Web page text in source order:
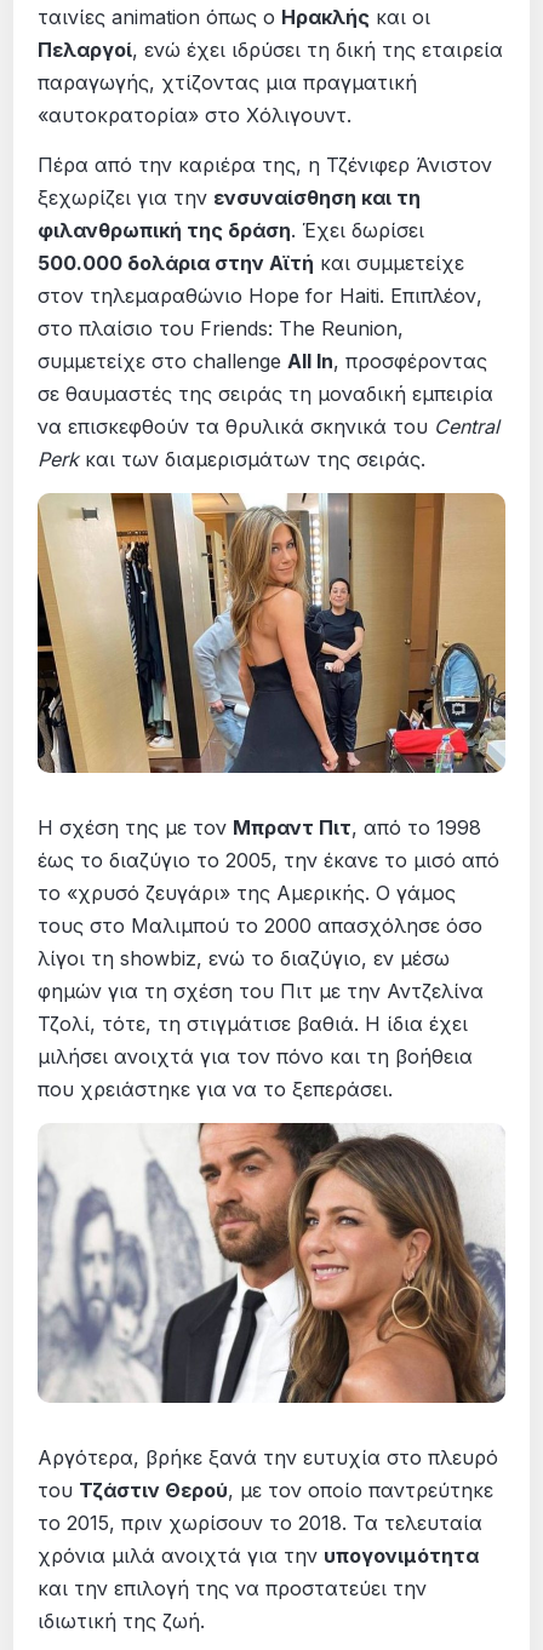
ταινίες animation όπως ο Ηρακλής και οι
Πελαργοί, ενώ έχει ιδρύσει τη δική της εταιρεία
παραγωγής, χτίζοντας μια πραγματική
«αυτοκρατορία» στο Χόλιγουντ.
Πέρα από την καριέρα της, η Τζένιφερ Άνιστον
ξεχωρίζει για την ενσυναίσθηση και τη
φιλανθρωπική της δράση. Έχει δωρίσει
500.000 δολάρια στην Αϊτή και συμμετείχε
στον τηλεμαραθώνιο Hope for Haiti. Επιπλέον,
στο πλαίσιο του Friends: The Reunion,
συμμετείχε στο challenge All In, προσφέροντας
σε θαυμαστές της σειράς τη μοναδική εμπειρία
να επισκεφθούν τα θρυλικά σκηνικά του Central
Perkκαι των διαμερισμάτων της σειράς.
Η σχέση της με τον Μπραντ Πιτ, από το 1998
έως το διαζύγιο το 2005, την έκανε το μισό από
το «χρυσό ζευγάρι» της Αμερικής. Ο γάμος
τους στο Μαλιμπού το 2000 απασχόλησε όσο
λίγοι τη showbiz, ενώ το διαζύγιο, εν μέσω
φημών για τη σχέση του Πιτ με την Αντζελίνα
Τζολί, τότε, τη στιγμάτισε βαθιά. Η ίδια έχει
μιλήσει ανοιχτά για τον πόνο και τη βοήθεια
που χρειάστηκε για να το ξεπεράσει.
Αργότερα, βρήκε ξανά την ευτυχία στο πλευρό
του Τζάστιν Θερού, με τον οποίο παντρεύτηκε
το 2015, πριν χωρίσουν το 2018. Τα τελευταία
χρόνια μιλά ανοιχτά για την υπογονιμότητα
και την επιλογή της να προστατεύει την
ιδιωτική της ζωή.